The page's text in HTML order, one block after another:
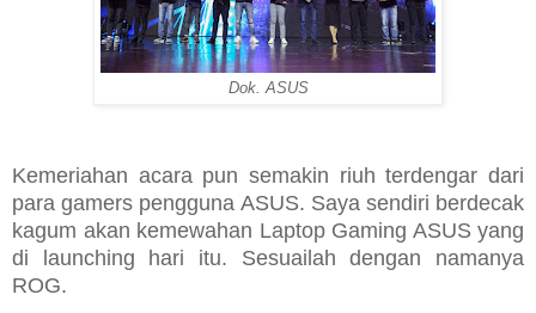
Dok. ASUS
Kemeriahan acara pun semakin riuh terdengar dari
para gamers pengguna ASUS. Saya sendiri berdecak
kagum akan kemewahan Laptop Gaming ASUS yang
di launching hari itu. Sesuailah dengan namanya
ROG.